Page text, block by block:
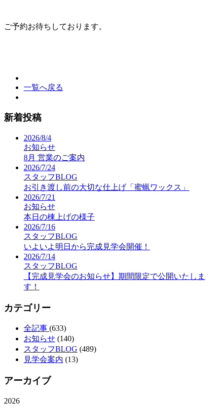
ご予約お待ちしております。
一覧へ戻る
新着投稿
2026/8/4
お知らせ
8月 営業のご案内
2026/7/24
スタッフBLOG
お引き渡し前の大切な仕上げ「蜜蝋ワックス」
2026/7/21
お知らせ
本日の棟上げの様子
2026/7/16
スタッフBLOG
いよいよ明日から完成見学会開催！
2026/7/14
スタッフBLOG
【完成見学会のお知らせ】期間限定で公開いたしま
す！
カテゴリー
全記事 (633)
お知らせ (140)
スタッフBLOG (489)
見学会案内 (13)
アーカイブ
2026